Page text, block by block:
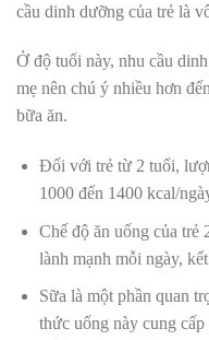
cầu dinh dưỡng của trẻ là
Ở độ tuổi này, nhu cầu
mẹ nên chú ý nhiều hơn
bữa ăn.
Đối với trẻ từ 2 tuổi,
1000 đến 1400 kcal/
Chế độ ăn uống của trẻ
lành mạnh mỗi ngày,
Sữa là một phần quan
thức uống này cung